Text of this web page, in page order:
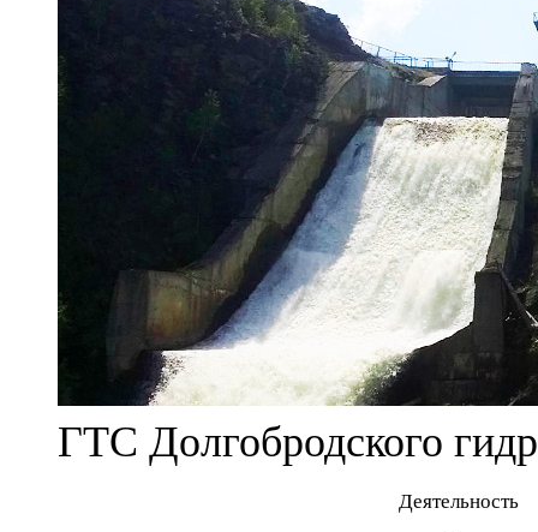
ГТС Долгобродского
Деятельность